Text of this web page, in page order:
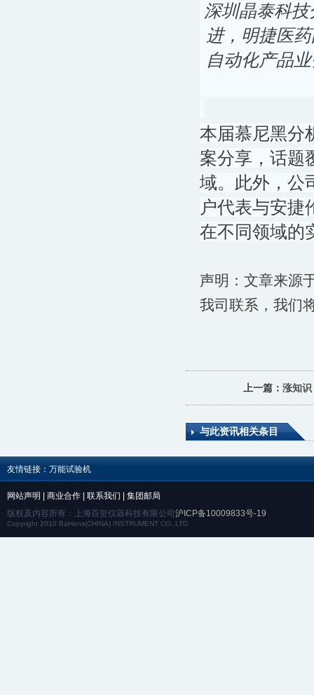
深圳晶泰科
进，明捷医
自动化产品
本届慕尼黑分
案分享，话题
域。此外，公
户代表与安捷
在不同领域的
声明：文章来源
我司联系，我们
上一篇： 涨知
与此资讯相关条目
友情链接： 万能试验机
网站声明 商业合作 联系我们
集团邮局
版权及内容所有：上海百贺仪器科技有限公司 沪ICP备10009833号-19
Copyright 2010 BaHens(CHINA) INSTRUMENT CO.,LTD.